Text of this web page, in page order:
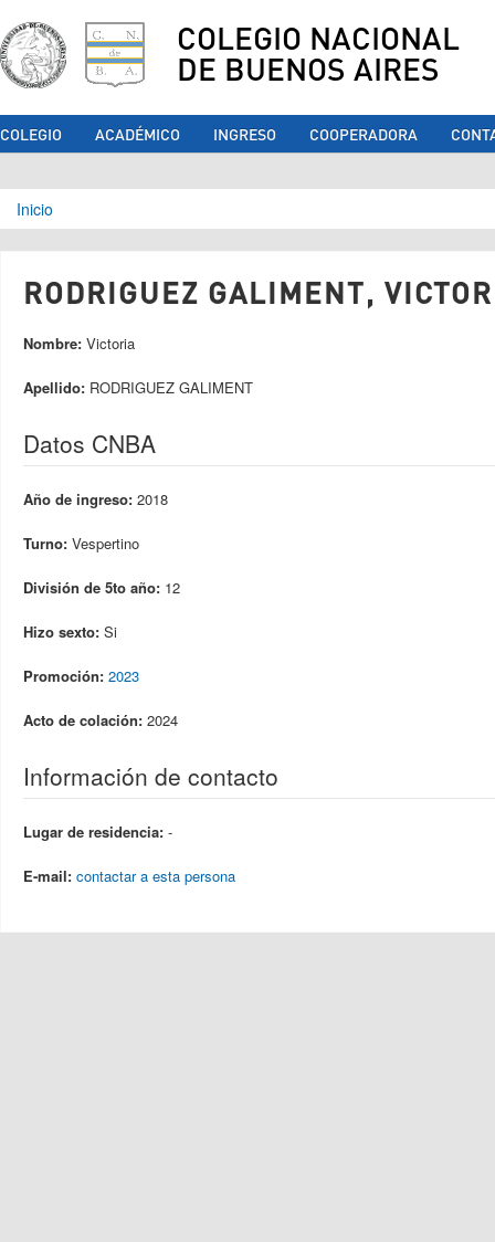
COLEGIO NACIONAL
DE BUENOS AIRES
COLEGIO ACADÉMICO INGRESO COOPERADORA
Se encuentra usted aquí
Inicio
RODRIGUEZ GALIMENT,
Nombre: Victoria
Apellido: RODRIGUEZ GALIMENT
Datos CNBA
Año de ingreso: 2018
Turno: Vespertino
División de 5to año: 12
Hizo sexto: Si
Promoción: 2023
Acto de colación: 2024
Información de contacto
Lugar de residencia: -
E-mail: contactar a esta persona